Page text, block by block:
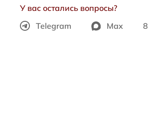
У вас остались вопросы?
Telegram
Max